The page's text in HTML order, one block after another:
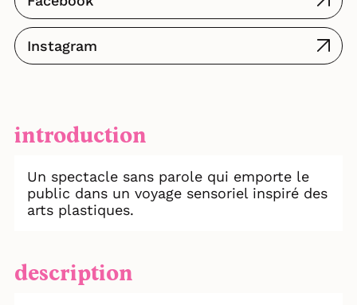
Instagram
introduction
Un spectacle sans parole qui emporte le
public dans un voyage sensoriel inspiré des
arts plastiques.
description